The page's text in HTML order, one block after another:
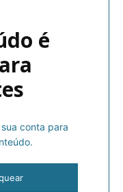
é
conta para